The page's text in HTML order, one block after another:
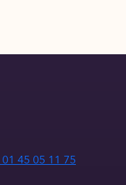
01 45 05 11 75